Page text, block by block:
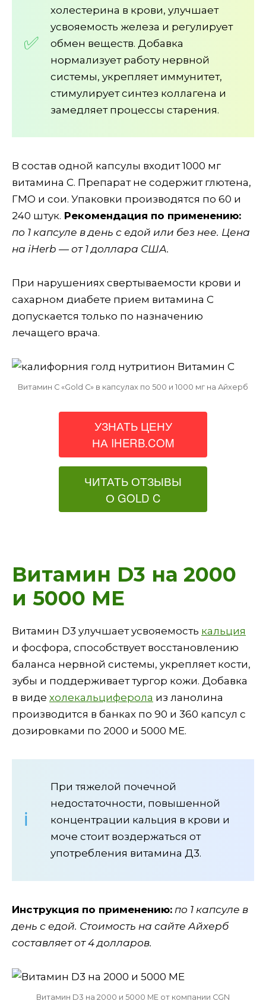
холестерина в крови, улучшает
усвояемость железа и регулирует
обмен веществ. Добавка
нормализует работу нервной
системы, укрепляет иммунитет,
стимулирует синтез коллагена и
замедляет процессы старения.
В состав одной капсулы входит 1000 мг
витамина С. Препарат не содержит глютена,
ГМО и сои. Упаковки производятся по 60 и
240 штук. Рекомендация по применению:
по 1 капсуле в день с едой или без нее. Цена
на iHerb — от 1 доллара США.
При нарушениях свертываемости крови и
сахарном диабете прием витамина C
допускается только по назначению
лечащего врача.
Витамин С «Gold C» в капсулах по 500 и 1000 мг на Айхерб
УЗНАТЬ ЦЕНУ
НА IHERB.COM
ЧИТАТЬ ОТЗЫВЫ
О GOLD C
Витамин D3 на 2000
и 5000 МЕ
Витамин D3 улучшает усвояемость кальция
и фосфора, способствует восстановлению
баланса нервной системы, укрепляет кости,
зубы и поддерживает тургор кожи. Добавка
в виде холекальциферола из ланолина
производится в банках по 90 и 360 капсул с
дозировками по 2000 и 5000 МЕ.
При тяжелой почечной
недостаточности, повышенной
концентрации кальция в крови и
моче стоит воздержаться от
употребления витамина Д3.
Инструкция по применению: по 1 капсуле в
день с едой. Стоимость на сайте Айхерб
составляет от 4 долларов.
Витамин D3 на 2000 и 5000 МЕ от компании CGN